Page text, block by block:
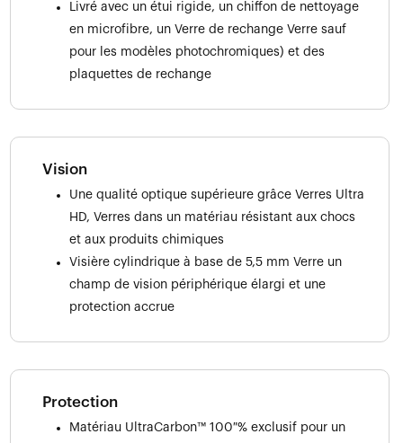
Livré avec un étui rigide, un chiffon de nettoyage
en microfibre, un Verre de rechange Verre sauf
pour les modèles photochromiques) et des
plaquettes de rechange
Vision
Une qualité optique supérieure grâce Verres Ultra
HD, Verres dans un matériau résistant aux chocs
et aux produits chimiques
Visière cylindrique à base de 5,5 mm Verre un
champ de vision périphérique élargi et une
protection accrue
Protection
Matériau UltraCarbon™ 100 % exclusif pour un